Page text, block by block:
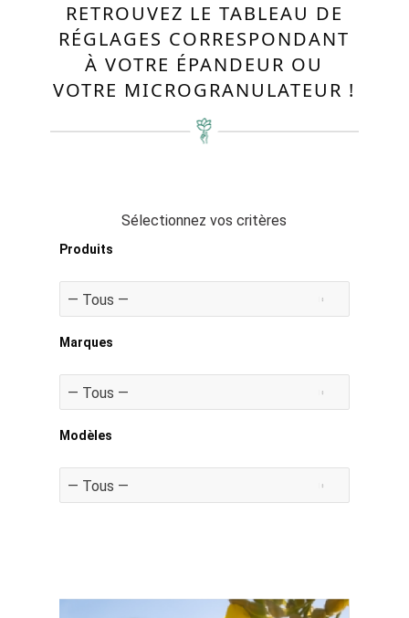
RETROUVEZ LE TABLEAU DE
RÉGLAGES CORRESPONDANT
À VOTRE ÉPANDEUR OU
VOTRE MICROGRANULATEUR !
Sélectionnez vos critères
Produits
Marques
Modèles